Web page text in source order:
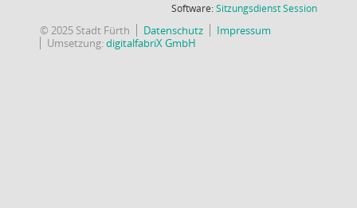
Software:SitzungsdienstSession(Wird in
© 2025 Stadt Fürth Datenschutz
Impressum
Umsetzung:digitalfabriX GmbH